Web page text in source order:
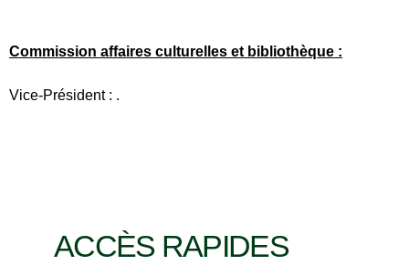
Commission affaires culturelles et bibliothèque :
Vice-Président : .
ACCÈS RAPIDES